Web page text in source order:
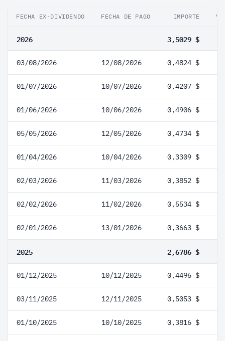
FECHA EX-DIVIDENDO FECHA DE PAGO IMPORTE
2026 3,5029 $
03/08/2026 12/08/2026 0,4824 $
01/07/2026 10/07/2026 0,4207 $
01/06/2026 10/06/2026 0,4906 $
05/05/2026 12/05/2026 0,4734 $
01/04/2026 10/04/2026 0,3309 $
02/03/2026 11/03/2026 0,3852 $
02/02/2026 11/02/2026 0,5534 $
02/01/2026 13/01/2026 0,3663 $
2025 2,6786 $
01/12/2025 10/12/2025 0,4496 $
03/11/2025 12/11/2025 0,5053 $
01/10/2025 10/10/2025 0,3816 $